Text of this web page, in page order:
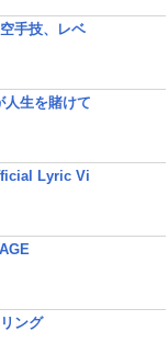
手技、レベ
人生を賭けて
Lyric Vi
ング